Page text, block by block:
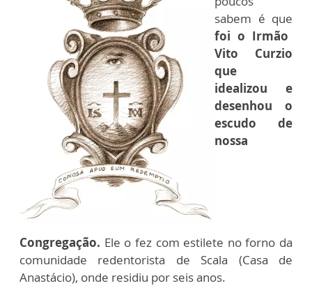
sabem é que
foi o Irmão
Vito Curzio
que
idealizou e
desenhou o
escudo de
nossa
Congregação. Ele o fez com estilete no forno da
comunidade redentorista de Scala (Casa de
Anastácio), onde residiu por seis anos.